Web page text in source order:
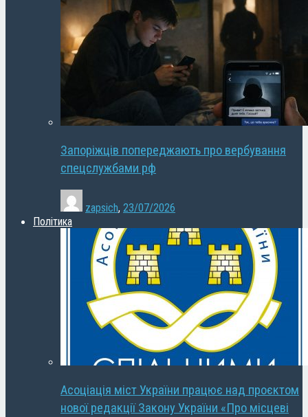
Запоріжців попереджають про вербування
спецслужбами рф
zapsich, 23/07/2026
Політика
Асоціація міст України працює над проєктом
нової редакції Закону України «Про місцеві